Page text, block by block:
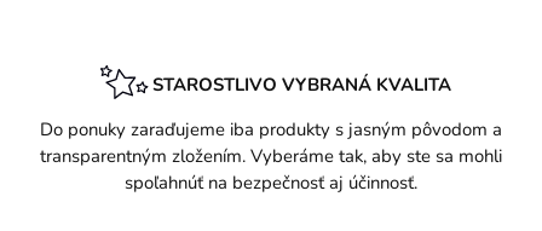
STAROSTLIVO VYBRANÁ KVALITA
Do ponuky zaraďujeme iba produkty s jasným pôvodom a
transparentným zložením. Vyberáme tak, aby ste sa mohli
spoľahnúť na bezpečnosť aj účinnosť.